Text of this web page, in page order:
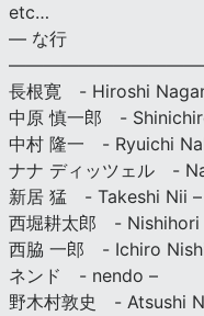
etc…
— な行
長根寛 - Hiroshi
中原 慎一郎 -
中村 隆一 - Ryuichi
ナナ ディッツェル -
新居 猛 - Takeshi Nii –
西堀耕太郎 - Nishihori
西脇 一郎 - Ichiro
ネンド - nendo –
野木村敦史 - Atsushi